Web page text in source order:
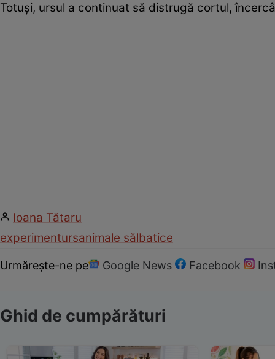
Totuși, ursul a continuat să distrugă cortul,
Ioana Tătaru
experimentursanimale sălbatice
Urmărește-ne pe Google News Facebook
Ghid de cumpărături